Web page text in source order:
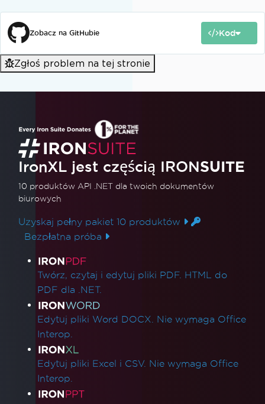
Zobacz na GitHubie Kod
Zgłoś problem na tej stronie
IronXL jest częścią IRONSUITE
10 produktów API .NET dla twoich dokumentów
biurowych
Uzyskaj pełny pakiet 10 produktów
Bezpłatna próba
Linki do produktów
Twórz, czytaj i edytuj pliki PDF. HTML do
PDF dla .NET.
Edytuj pliki Word DOCX. Nie wymaga Office
Interop.
Edytuj pliki Excel i CSV. Nie wymaga Office
Interop.